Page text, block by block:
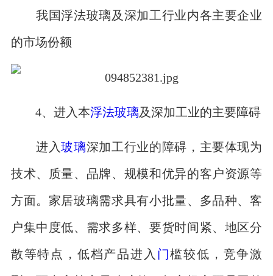
我国浮法玻璃及深加工行业内各主要企业
的市场份额
4、进入本浮法玻璃及深加工业的主要障碍
进入玻璃深加工行业的障碍，主要体现为
技术、质量、品牌、规模和优异的客户资源等
方面。家居玻璃需求具有小批量、多品种、客
户集中度低、需求多样、要货时间紧、地区分
散等特点，低档产品进入 门槛较低，竞争激